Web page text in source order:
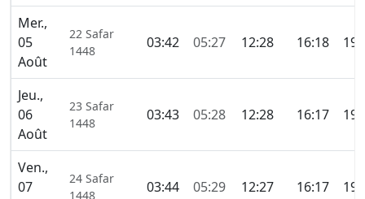
Mer.,
05
Août
22 Safar
1448
03:42 05:27 12:28 16:18
Jeu.,
06
Août
23 Safar
1448
03:43 05:28 12:28 16:17
Ven.,
07
24 Safar
1448
03:44 05:29 12:27 16:17